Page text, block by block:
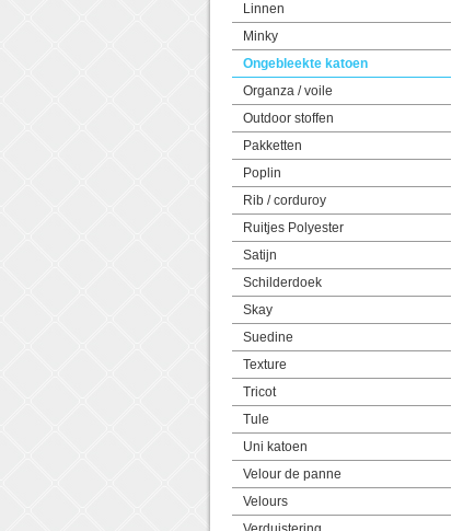
Linnen
Minky
Ongebleekte katoen
Organza / voile
Outdoor stoffen
Pakketten
Poplin
Rib / corduroy
Ruitjes Polyester
Satijn
Schilderdoek
Skay
Suedine
Texture
Tricot
Tule
Uni katoen
Velour de panne
Velours